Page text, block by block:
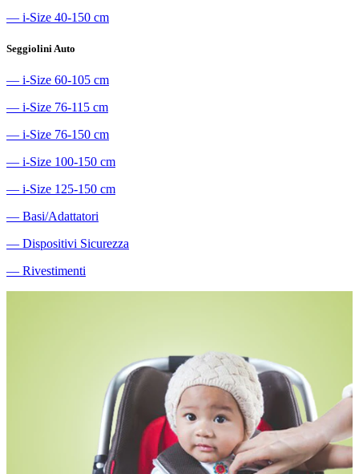
― i-Size 40-150 cm
Seggiolini Auto
― i-Size 60-105 cm
― i-Size 76-115 cm
― i-Size 76-150 cm
― i-Size 100-150 cm
― i-Size 125-150 cm
― Basi/Adattatori
― Dispositivi Sicurezza
― Rivestimenti